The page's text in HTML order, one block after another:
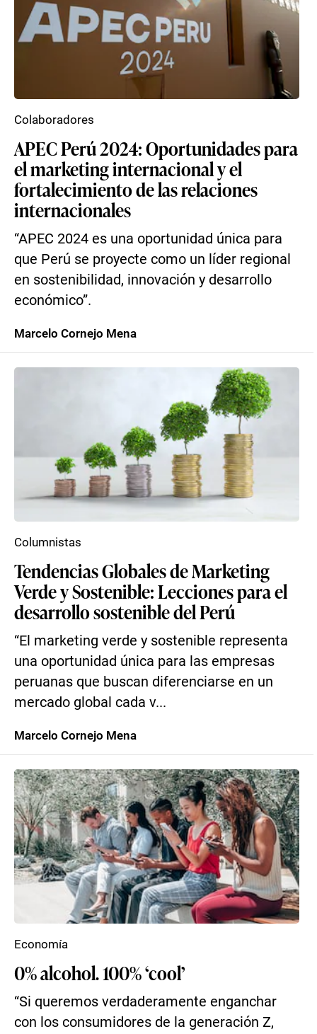
APEC Perú 2024: Oportunidades para
el marketing internacional y el
fortalecimiento de las relaciones
internacionales
“APEC 2024 es una oportunidad única para
que Perú se proyecte como un líder regional
en sostenibilidad, innovación y desarrollo
económico”.
Colaboradores
Marcelo Cornejo Mena
Tendencias Globales de Marketing
Verde y Sostenible: Lecciones para el
desarrollo sostenible del Perú
“El marketing verde y sostenible representa
una oportunidad única para las empresas
peruanas que buscan diferenciarse en un
mercado global cada v...
Columnistas
Marcelo Cornejo Mena
0% alcohol. 100% ‘cool’
“Si queremos verdaderamente enganchar
con los consumidores de la generación Z,
Economía